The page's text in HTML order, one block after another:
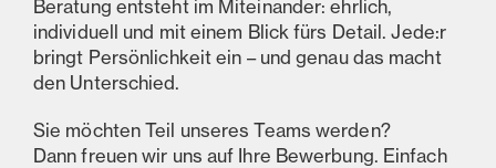
Beratung entsteht im Miteinander: ehrlich,
individuell und mit einem Blick fürs Detail. Jede:r
bringt Persönlichkeit ein – und genau das macht
den Unterschied.
Sie möchten Teil unseres Teams werden?
Dann freuen wir uns auf Ihre Bewerbung. Einfach